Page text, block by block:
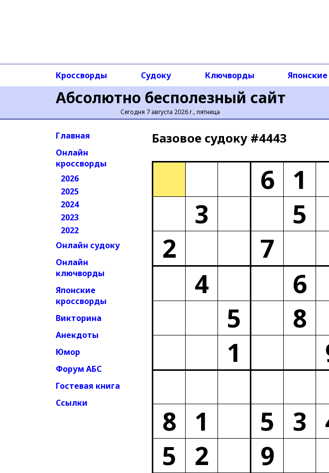
Абсолютно бесполезный сайт
Сегодня 7 августа 2026 г., пятница
Кроссворды Судоку Ключворды
Главная
Онлайн
кроссворды
2026
2025
2024
2023
2022
Онлайн судоку
Онлайн
ключворды
Японские
кроссворды
Викторина
Анекдоты
Юмор
Форум АБС
Гостевая книга
Ссылки
Базовое cудоку #4443
6 1
3
5
2
7
4
6
5
8
1
8 1 5 3
5
2 9